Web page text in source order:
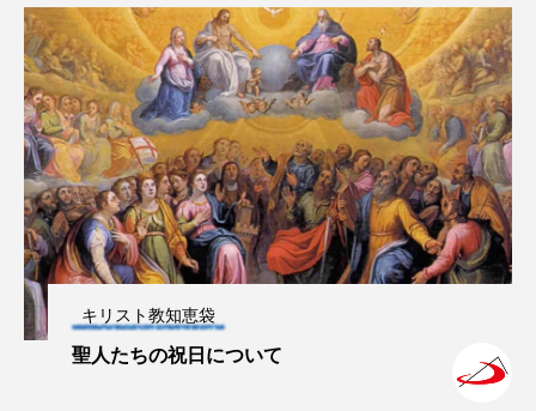
キリスト教知恵袋
聖人たちの祝日について